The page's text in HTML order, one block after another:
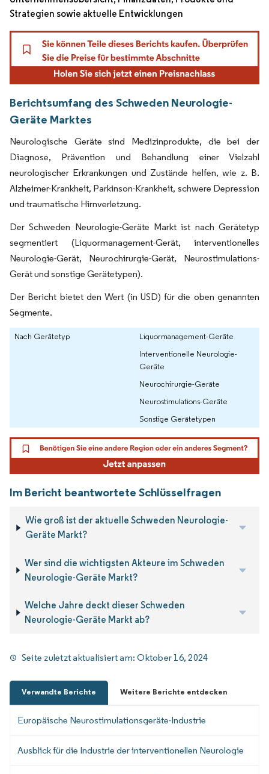
Strategien sowie aktuelle Entwicklungen
Berichtsumfang des Schweden Neurologie-
Geräte Marktes
Neurologische Geräte sind Medizinprodukte, die bei der
Diagnose, Prävention und Behandlung einer Vielzahl
neurologischer Erkrankungen und Zustände helfen, wie z. B.
Alzheimer-Krankheit, Parkinson-Krankheit, schwere Depression
und traumatische Hirnverletzung.
Der Schweden Neurologie-Geräte Markt ist nach Gerätetyp
segmentiert (Liquormanagement-Gerät, interventionelles
Neurologie-Gerät, Neurochirurgie-Gerät, Neurostimulations-
Gerät und sonstige Gerätetypen).
Der Bericht bietet den Wert (in USD) für die oben genannten
Segmente.
Nach Gerätetyp
Liquormanagement-Geräte
Interventionelle Neurologie-
Geräte
Neurochirurgie-Geräte
Neurostimulations-Geräte
Sonstige Gerätetypen
Im Bericht beantwortete Schlüsselfragen
Wie groß ist der aktuelle Schweden Neurologie-
Geräte Markt?
Wer sind die wichtigsten Akteure im Schweden
Neurologie-Geräte Markt?
Welche Jahre deckt dieser Schweden
Neurologie-Geräte Markt ab?
Seite zuletzt aktualisiert am:Oktober 16, 2024
Verwandte Berichte Weitere Berichte entdecken
Europäische Neurostimulationsgeräte-Industrie
Ausblick für die Industrie der interventionellen Neurologie